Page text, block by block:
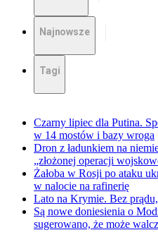
Najnowsze
Tagi
Czarny lipiec dla Putina.
w 14 mostów i bazy wroga
Dron z ładunkiem na
„złożonej operacji
Żałoba w Rosji po ataku
w nalocie na rafinerię
Lato na Krymie. Bez
Są nowe doniesienia o
sugerowano, że może